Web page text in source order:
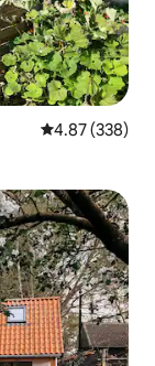
從 338 則評價
4.87 (338)